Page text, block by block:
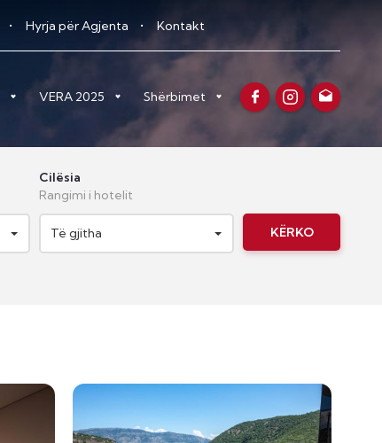
Hyrja për Agjenta Kontakt
VERA 2025 Shërbimet
Cilësia
Rangimi i hotelit
Të gjitha KËRKO